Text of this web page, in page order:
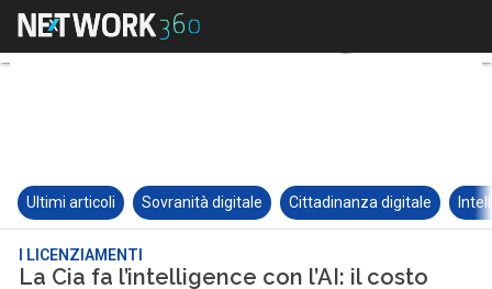
Ultimi articoli Sovranità digitale Cittadinanza digitale
I LICENZIAMENTI
La Cia fa l’intelligence con l’AI: il costo